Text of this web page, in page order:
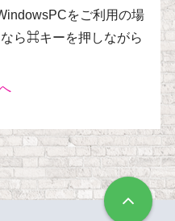
をご利用の場
ら⌘キーを押しながら